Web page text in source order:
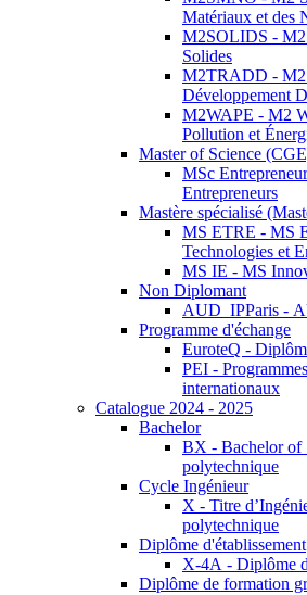
Matériaux et des
M2SOLIDS - M2
Solides
M2TRADD - M2
Développement
M2WAPE - M2
Pollution et
Master of Science
MSc
Entrepreneurs
Mastère spécialisé
MS ETRE - MS
Technologies et
MS IE - MS
Non Diplomant
AUD_IPParis -
Programme d'échange
EuroteQ -
PEI -
internationaux
Catalogue 2024 - 2025
Bachelor
BX - Bachelor of
polytechnique
Cycle Ingénieur
X - Titre
polytechnique
Diplôme d'établissement
X-4A - Diplôme
Diplôme de formation